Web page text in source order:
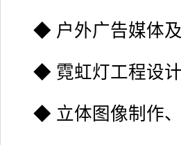
◆ 户外广告媒体
◆ 霓虹灯工程设
◆ 立体图像制作